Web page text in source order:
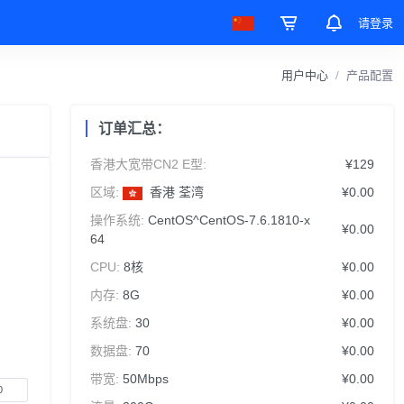
请登录
用户中心 产品配置
订单汇总：
香港大宽带CN2 E型:
¥129
区域:
香港 荃湾
¥0.00
操作系统: CentOS^CentOS-7.6.1810-x
64
¥0.00
CPU: 8核
¥0.00
内存: 8G
¥0.00
系统盘: 30
¥0.00
数据盘: 70
¥0.00
带宽: 50Mbps
¥0.00